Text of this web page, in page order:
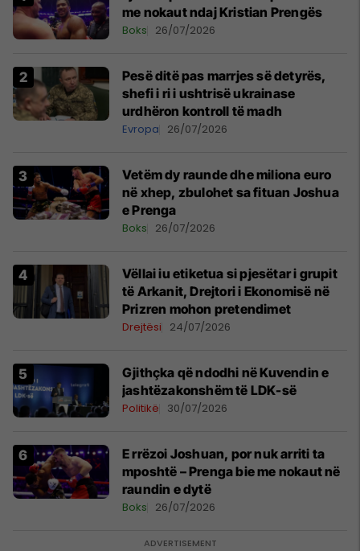
me nokaut ndaj Kristian Prengës
Boks 26/07/2026
Pesë ditë pas marrjes së detyrës,
shefi i ri i ushtrisë ukrainase
urdhëron kontroll të madh
Evropa 26/07/2026
Vetëm dy raunde dhe miliona euro
në xhep, zbulohet sa fituan Joshua
e Prenga
Boks 26/07/2026
Vëllai iu etiketua si pjesëtar i grupit
të Arkanit, Drejtori i Ekonomisë në
Prizren mohon pretendimet
Drejtësi 24/07/2026
Gjithçka që ndodhi në Kuvendin e
jashtëzakonshëm të LDK-së
Politikë 30/07/2026
E rrëzoi Joshuan, por nuk arriti ta
mposhtë – Prenga bie me nokaut në
raundin e dytë
Boks 26/07/2026